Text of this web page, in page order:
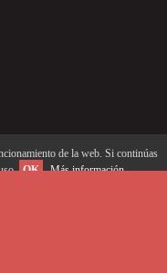
de la web. Si continúas
OK Más información